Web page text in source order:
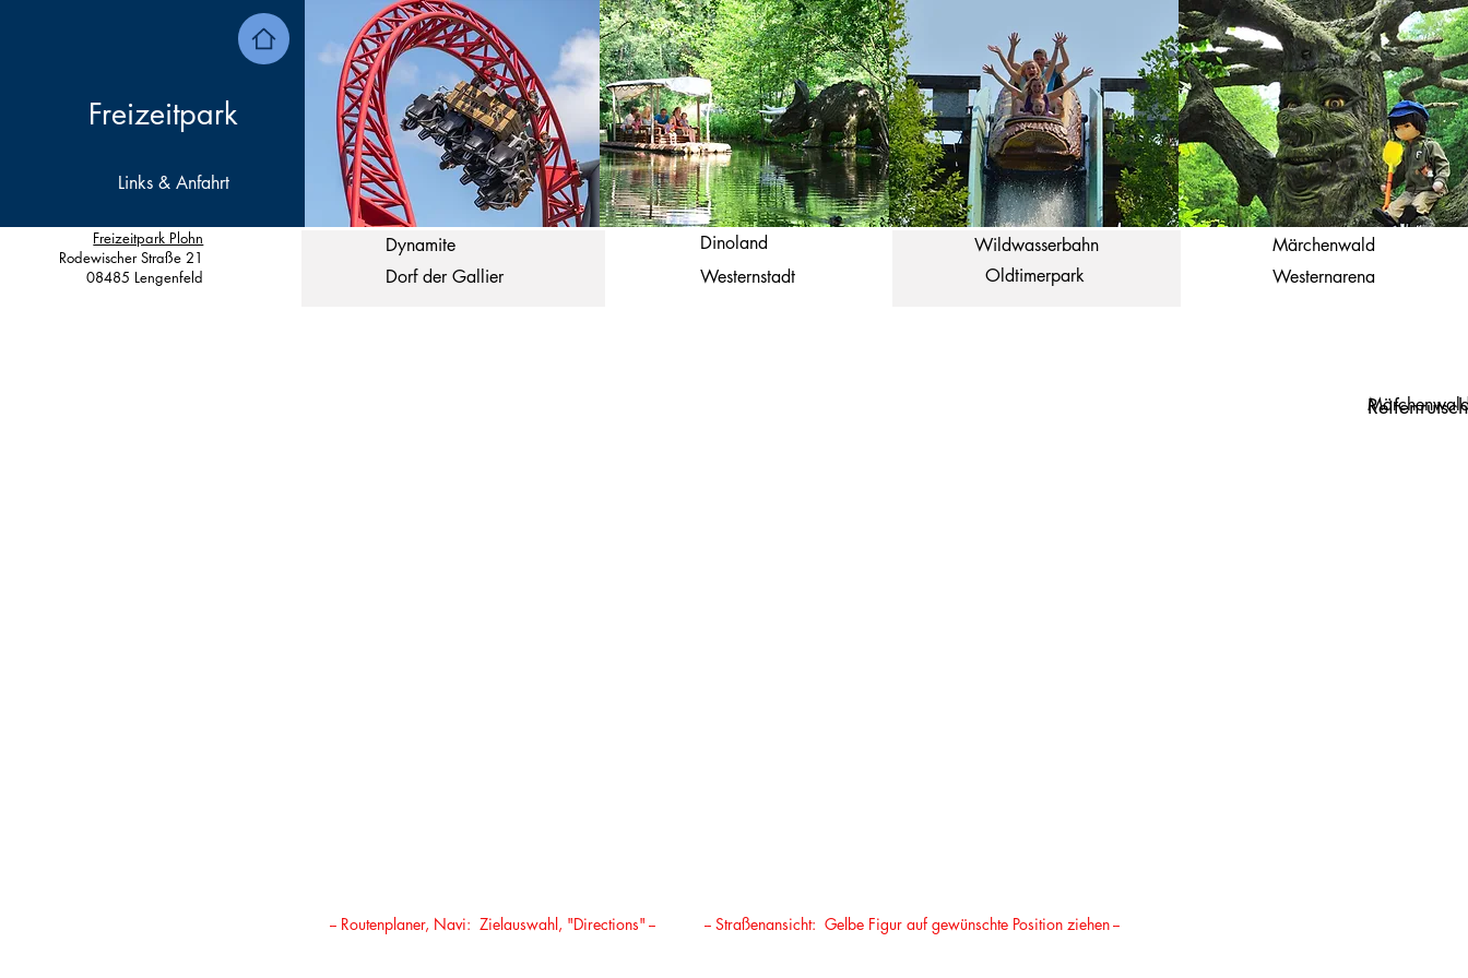
Freizeitpark
Links & Anfahrt
Freizeitpark Plohn
Rodewischer Straße 21
08485 Lengenfeld
Dynamite
Dorf der Gallier
Dinoland
Westernstadt
Wildwasserbahn
Oldtimerpark
Märchenwald
Westernarena
-- Straßenansicht: Gelbe Figur auf gewünschte Position ziehen --
-- Routenplaner, Navi: Zielauswahl, "Directions" --